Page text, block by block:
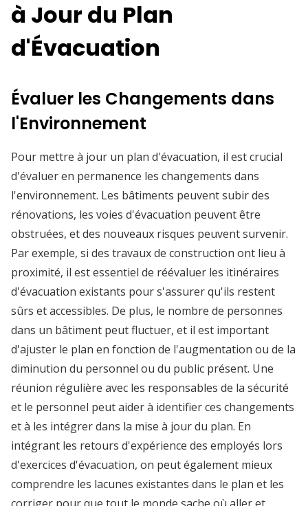
à Jour du Plan
d'Évacuation
Évaluer les Changements dans
l'Environnement
Pour mettre à jour un plan d'évacuation, il est crucial
d'évaluer en permanence les changements dans
l'environnement. Les bâtiments peuvent subir des
rénovations, les voies d'évacuation peuvent être
obstruées, et des nouveaux risques peuvent survenir.
Par exemple, si des travaux de construction ont lieu à
proximité, il est essentiel de réévaluer les itinéraires
d'évacuation existants pour s'assurer qu'ils restent
sûrs et accessibles. De plus, le nombre de personnes
dans un bâtiment peut fluctuer, et il est important
d'ajuster le plan en fonction de l'augmentation ou de la
diminution du personnel ou du public présent. Une
réunion régulière avec les responsables de la sécurité
et le personnel peut aider à identifier ces changements
et à les intégrer dans la mise à jour du plan. En
intégrant les retours d'expérience des employés lors
d'exercices d'évacuation, on peut également mieux
comprendre les lacunes existantes dans le plan et les